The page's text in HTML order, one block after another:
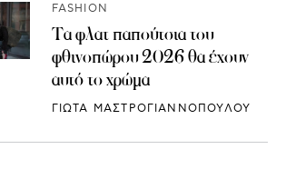
FASHION
Τα φλατ παπούτσια του
φθινοπώρου 2026 θα έχουν
αυτό το χρώμα
ΓΙΩΤΑ ΜΑΣΤΡΟΓΙΑΝΝΟΠΟΥΛΟΥ